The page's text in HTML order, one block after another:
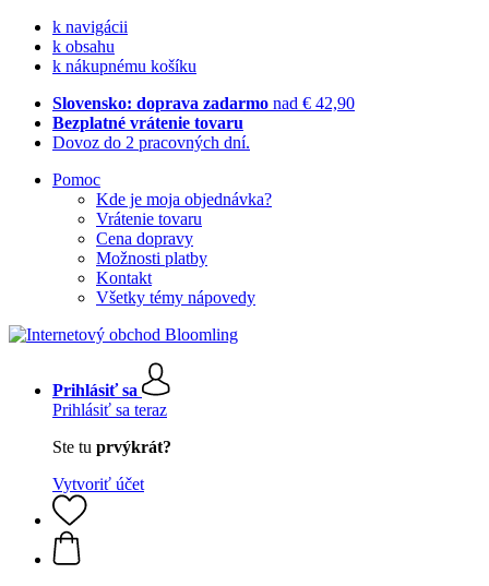
k navigácii
k obsahu
k nákupnému košíku
Slovensko: doprava zadarmo nad € 42,90
Bezplatné vrátenie tovaru
Dovoz do 2 pracovných dní.
Pomoc
Kde je moja objednávka?
Vrátenie tovaru
Cena dopravy
Možnosti platby
Kontakt
Všetky témy nápovedy
Prihlásiť sa
Prihlásiť sa teraz
Ste tu prvýkrát?
Vytvoriť účet